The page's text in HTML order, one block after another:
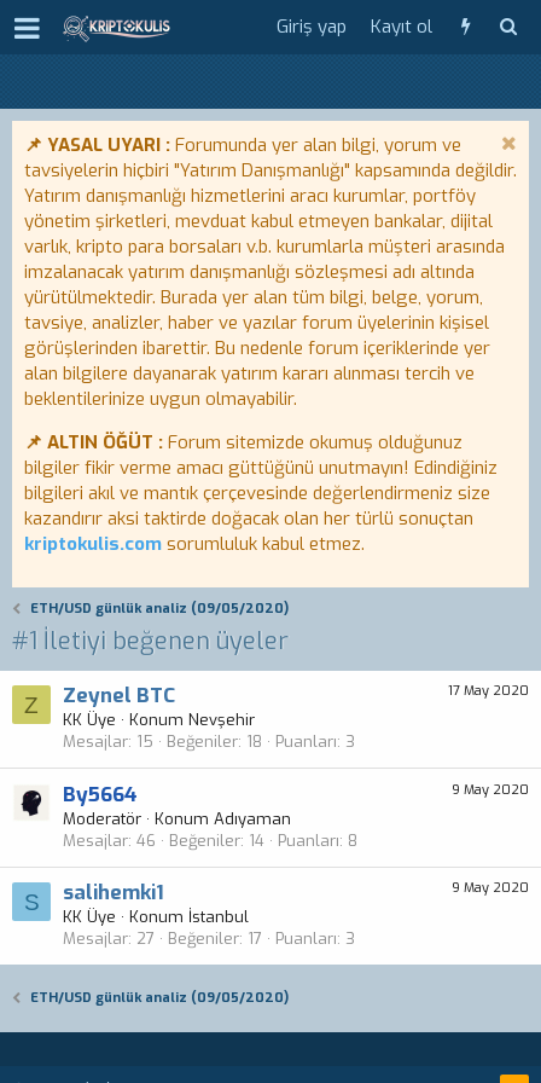
Giriş yap Kayıt ol
📌 YASAL UYARI : Forumunda yer alan bilgi, yorum ve
tavsiyelerin hiçbiri "Yatırım Danışmanlığı" kapsamında değildir.
Yatırım danışmanlığı hizmetlerini aracı kurumlar, portföy
yönetim şirketleri, mevduat kabul etmeyen bankalar, dijital
varlık, kripto para borsaları v.b. kurumlarla müşteri arasında
imzalanacak yatırım danışmanlığı sözleşmesi adı altında
yürütülmektedir. Burada yer alan tüm bilgi, belge, yorum,
tavsiye, analizler, haber ve yazılar forum üyelerinin kişisel
görüşlerinden ibarettir. Bu nedenle forum içeriklerinde yer
alan bilgilere dayanarak yatırım kararı alınması tercih ve
beklentilerinize uygun olmayabilir.
📌 ALTIN ÖĞÜT : Forum sitemizde okumuş olduğunuz
bilgiler fikir verme amacı güttüğünü unutmayın! Edindiğiniz
bilgileri akıl ve mantık çerçevesinde değerlendirmeniz size
kazandırır aksi taktirde doğacak olan her türlü sonuçtan
kriptokulis.com sorumluluk kabul etmez.
ETH/USD günlük analiz (09/05/2020)
#1 İletiyi beğenen üyeler
Z
17 May 2020
Zeynel BTC
KK Üye · Konum Nevşehir
Mesajlar 15 Beğeniler 18 Puanları 3
9 May 2020
By5664
Moderatör · Konum Adıyaman
Mesajlar 46 Beğeniler 14 Puanları 8
S
9 May 2020
salihemki1
KK Üye · Konum İstanbul
Mesajlar 27 Beğeniler 17 Puanları 3
ETH/USD günlük analiz (09/05/2020)